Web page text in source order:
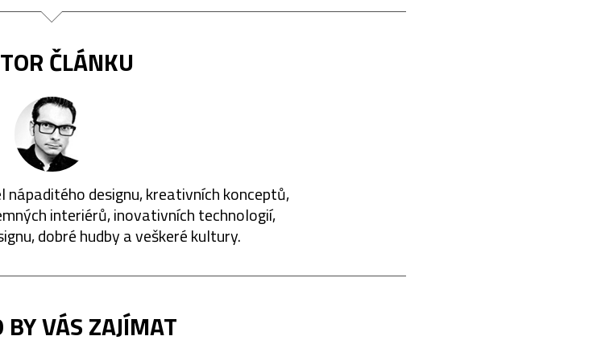
ČLÁNKU
nápaditého designu, kreativních konceptů,
interiérů, inovativních technologií,
dobré hudby a veškeré kultury.
BY VÁS ZAJÍMAT